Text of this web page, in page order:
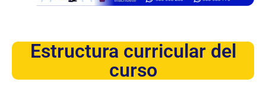
Estructura curricular del
curso